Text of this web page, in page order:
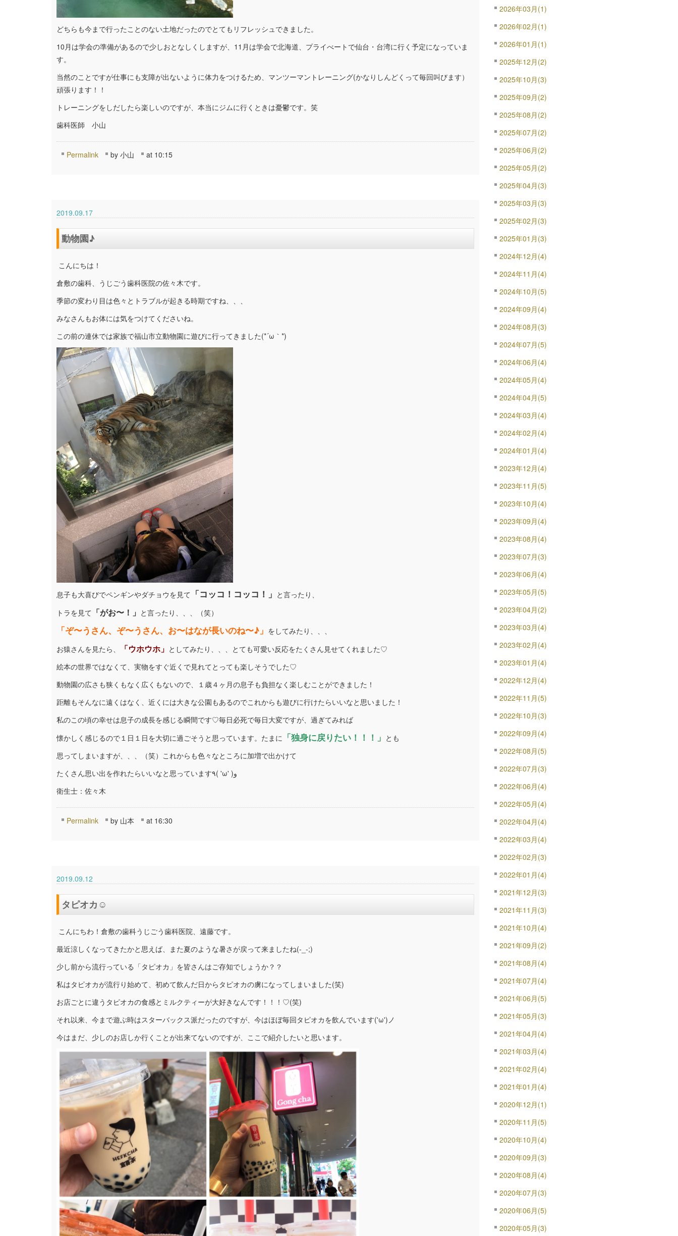
どちらも今まで行ったことのない土地だったのでとてもリフレッシュできました。
10月は学会の準備があるので少しおとなしくしますが、11月は学会で北海道、プライべートで仙台・台湾に行く予定になっていま
す。
当然のことですが仕事にも支障が出ないように体力をつけるため、マンツーマントレーニング(かなりしんどくって毎回叫びます）
頑張ります！！
トレーニングをしだしたら楽しいのですが、本当にジムに行くときは憂鬱です。笑
歯科医師 小山
Permalink by 小山 at 10:15
2019.09.17
動物園♪
こんにちは！
倉敷の歯科、うじごう歯科医院の佐々木です。
季節の変わり目は色々とトラブルが起きる時期ですね、、、
みなさんもお体には気をつけてくださいね。
この前の連休では家族で福山市立動物園に遊びに行ってきました(*´ω｀*)
息子も大喜びでペンギンやダチョウを見て 「コッコ！コッコ！」 と言ったり、
トラを見て 「がお〜！」 と言ったり、、、（笑）
「ぞ〜うさん、ぞ〜うさん、お〜はなが長いのね〜♪」 をしてみたり、、、
お猿さんを見たら、
「ウホウホ」 としてみたり、、、とても可愛い反応をたくさん見せてくれました♡
絵本の世界ではなくて、実物をすぐ近くで見れてとっても楽しそうでした♡
動物園の広さも狭くもなく広くもないので、１歳４ヶ月の息子も負担なく楽しむことができました！
距離もそんなに遠くはなく、近くには大きな公園もあるのでこれからも遊びに行けたらいいなと思いました！
私のこの頃の幸せは息子の成長を感じる瞬間です♡毎日必死で毎日大変ですが、過ぎてみれば
懐かしく感じるので１日１日を大切に過ごそうと思っています。たまに 「独身に戻りたい！！！」 とも
思ってしまいますが、、、（笑）これからも色々なところに加増で出かけて
たくさん思い出を作れたらいいなと思っています٩( 'ω' )و
衛生士：佐々木
Permalink by 山本 at 16:30
2019.09.12
タピオカ☺
こんにちわ！倉敷の歯科うじごう歯科医院、遠藤です。
最近涼しくなってきたかと思えば、また夏のような暑さが戻って来ましたね(-_-;)
少し前から流行っている「タピオカ」を皆さんはご存知でしょうか？？
私はタピオカが流行り始めて、初めて飲んだ日からタピオカの虜になってしまいました(笑)
お店ごとに違うタピオカの食感とミルクティーが大好きなんです！！！♡(笑)
それ以来、今まで遊ぶ時はスターバックス派だったのですが、今はほぼ毎回タピオカを飲んでいます('ω')ノ
今はまだ、少しのお店しか行くことが出来てないのですが、ここで紹介したいと思います。
2026年03月(1)
2026年02月(1)
2026年01月(1)
2025年12月(2)
2025年10月(3)
2025年09月(2)
2025年08月(2)
2025年07月(2)
2025年06月(2)
2025年05月(2)
2025年04月(3)
2025年03月(3)
2025年02月(3)
2025年01月(3)
2024年12月(4)
2024年11月(4)
2024年10月(5)
2024年09月(4)
2024年08月(3)
2024年07月(5)
2024年06月(4)
2024年05月(4)
2024年04月(5)
2024年03月(4)
2024年02月(4)
2024年01月(4)
2023年12月(4)
2023年11月(5)
2023年10月(4)
2023年09月(4)
2023年08月(4)
2023年07月(3)
2023年06月(4)
2023年05月(5)
2023年04月(2)
2023年03月(4)
2023年02月(4)
2023年01月(4)
2022年12月(4)
2022年11月(5)
2022年10月(3)
2022年09月(4)
2022年08月(5)
2022年07月(3)
2022年06月(4)
2022年05月(4)
2022年04月(4)
2022年03月(4)
2022年02月(3)
2022年01月(4)
2021年12月(3)
2021年11月(3)
2021年10月(4)
2021年09月(2)
2021年08月(4)
2021年07月(4)
2021年06月(5)
2021年05月(3)
2021年04月(4)
2021年03月(4)
2021年02月(4)
2021年01月(4)
2020年12月(1)
2020年11月(5)
2020年10月(4)
2020年09月(3)
2020年08月(4)
2020年07月(3)
2020年06月(5)
2020年05月(3)